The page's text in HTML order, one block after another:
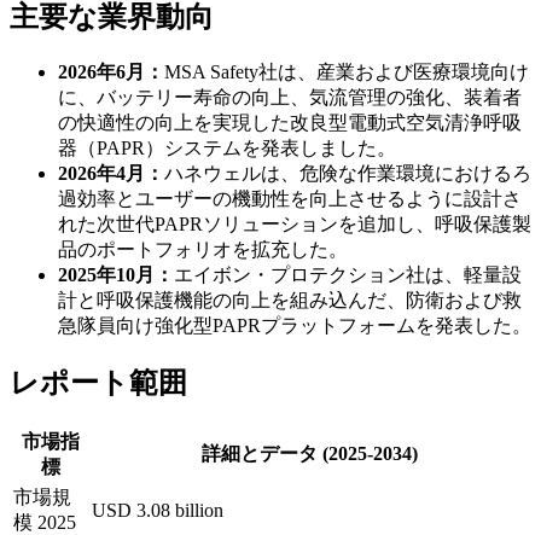
主要な業界動向
2026年6月： MSA Safety社は、産業および医療環境向け
に、バッテリー寿命の向上、気流管理の強化、装着者
の快適性の向上を実現した改良型電動式空気清浄呼吸
器（PAPR）システムを発表しました。
2026年4月： ハネウェルは、危険な作業環境におけるろ
過効率とユーザーの機動性を向上させるように設計さ
れた次世代PAPRソリューションを追加し、呼吸保護製
品のポートフォリオを拡充した。
2025年10月： エイボン・プロテクション社は、軽量設
計と呼吸保護機能の向上を組み込んだ、防衛および救
急隊員向け強化型PAPRプラットフォームを発表した。
レポート範囲
市場指
標
詳細とデータ (2025-2034)
市場規
模 2025
USD 3.08 billion